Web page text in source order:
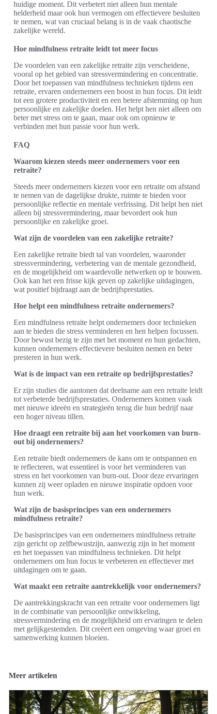
huidige moment. Dit verbetert niet alleen hun mentale
helderheid maar ook hun vermogen om effectievere besluiten
te nemen, wat van cruciaal belang is in de vaak chaotische
zakelijke wereld.
Hoe mindfulness retraite leidt tot meer focus
De voordelen van een zakelijke retraite zijn verscheidene,
vooral op het gebied van stressvermindering en concentratie.
Door het toepassen van mindfulness technieken tijdens een
retraite, ervaren ondernemers een boost in hun focus. Dit leidt
tot een grotere productiviteit en een betere afstemming op hun
persoonlijke en zakelijke doelen. Het helpt hen niet alleen om
beter met stress om te gaan, maar ook om opnieuw te
verbinden met hun passie voor hun werk.
FAQ
Waarom kiezen steeds meer ondernemers voor een
retraite?
Steeds meer ondernemers kiezen voor een retraite om afstand
te nemen van de dagelijkse drukte, ruimte te bieden voor
persoonlijke reflectie en mentale verfrissing. Dit helpt hen niet
alleen bij stressvermindering, maar bevordert ook hun
persoonlijke en zakelijke groei.
Wat zijn de voordelen van een zakelijke retraite?
Een zakelijke retraite biedt tal van voordelen, waaronder
stressvermindering, verbetering van de mentale gezondheid,
en de mogelijkheid om waardevolle netwerken op te bouwen.
Ook kan het een frisse kijk geven op zakelijke uitdagingen,
wat positief bijdraagt aan de bedrijfsprestaties.
Hoe helpt een mindfulness retraite ondernemers?
Een mindfulness retraite helpt ondernemers door technieken
aan te bieden die stress verminderen en hen helpen focussen.
Door bewust bezig te zijn met het moment en hun gedachten,
kunnen ondernemers effectievere besluiten nemen en beter
presteren in hun werk.
Wat is de impact van een retraite op bedrijfsprestaties?
Er zijn studies die aantonen dat deelname aan een retraite leidt
tot verbeterde bedrijfsprestaties. Ondernemers komen vaak
met nieuwe ideeën en strategieën terug die hun bedrijf naar
een hoger niveau tillen.
Hoe draagt een retraite bij aan het voorkomen van burn-
out bij ondernemers?
Een retraite biedt ondernemers de kans om te ontspannen en
te reflecteren, wat essentieel is voor het verminderen van
stress en het voorkomen van burn-out. Door deze ervaringen
kunnen zij weer opladen en nieuwe inspiratie opdoen voor
hun werk.
Wat zijn de basisprincipes van een ondernemers
mindfulness retraite?
De basisprincipes van een ondernemers mindfulness retraite
zijn gericht op zelfbewustzijn, aanwezig zijn in het moment
en het toepassen van mindfulness technieken. Dit helpt
ondernemers om hun focus te verbeteren en effectiever met
uitdagingen om te gaan.
Wat maakt een retraite aantrekkelijk voor ondernemers?
De aantrekkingskracht van een retraite voor ondernemers ligt
in de combinatie van persoonlijke ontwikkeling,
stressvermindering en de mogelijkheid om ervaringen te delen
met gelijkgestemden. Dit creëert een omgeving waar groei en
samenwerking kunnen bloeien.
Meer artikelen